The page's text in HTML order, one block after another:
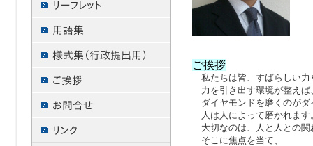
ご挨拶
私たちは皆、すばらしい力
力を引き出す環境が整えば
ダイヤモンドを磨くのがダ
人は人によって磨かれます
大切なのは、人と人との関
そこに焦点を当て、